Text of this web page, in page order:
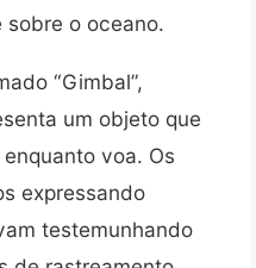
o oceano.
“Gimbal”,
um objeto que
voa. Os
expressando
testemunhando